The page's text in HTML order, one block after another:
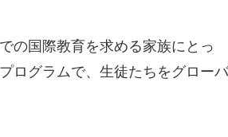
の国際教育を求める家族にとっ
ログラムで、生徒たちをグローバ